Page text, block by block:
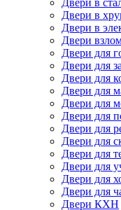
Двери в
Двери в
Двери в
Двери
Двери для
Двери для
Двери для
Двери для
Двери для
Двери для
Двери для
Двери для
Двери для
Двери для
Двери для
Двери для
Двери КХН